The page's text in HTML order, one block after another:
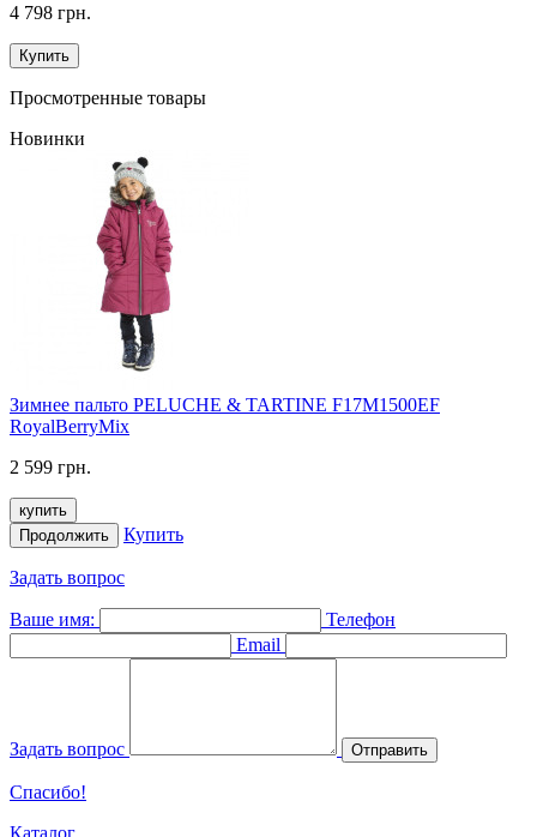
4 798 грн.
Купить
Просмотренные товары
Новинки
Зимнее пальто PELUCHE & TARTINE F17M1500EF
RoyalBerryMix
2 599 грн.
купить
Продолжить
Купить
Задать вопрос
Ваше имя:
Телефон
Email
Задать вопрос Отправить
Спасибо!
Каталог